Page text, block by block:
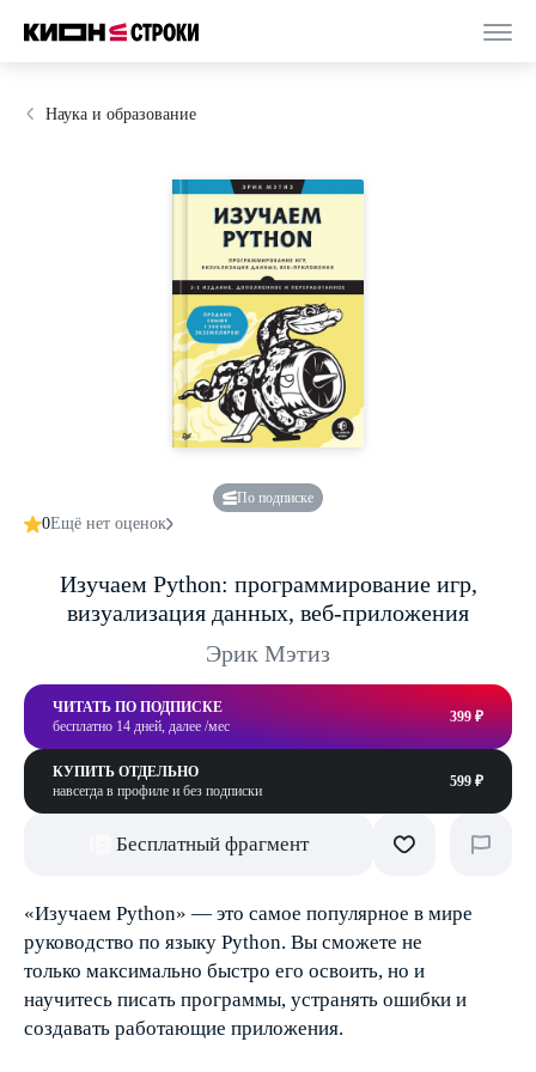
Наука и образование
По подписке
0Ещё нет оценок
Изучаем Python: программирование игр,
визуализация данных, веб-приложения
Эрик Мэтиз
ЧИТАТЬ ПО ПОДПИСКЕ
бесплатно 14 дней, далее /мес
399 ₽
КУПИТЬ ОТДЕЛЬНО
навсегда в профиле и без подписки
599 ₽
Бесплатный фрагмент
«Изучаем Python» — это самое популярное в мире
руководство по языку Python. Вы сможете не
только максимально быстро его освоить, но и
научитесь писать программы, устранять ошибки и
создавать работающие приложения.